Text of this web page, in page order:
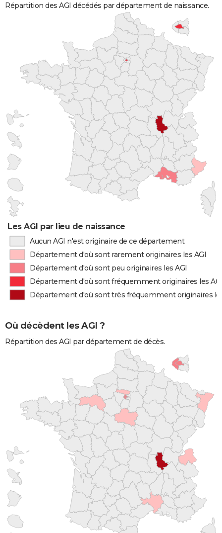
Répartition des AGI décédés par département de naissance.
Les AGI par lieu de naissance
Aucun AGI n'est originaire de ce département
Département d'où sont rarement originaires les AGI
Département d'où sont peu originaires les AGI
Département d'où sont fréquemment originaires les
Département d'où sont très fréquemment originaires
Où décèdent les AGI ?
Répartition des AGI par département de décès.